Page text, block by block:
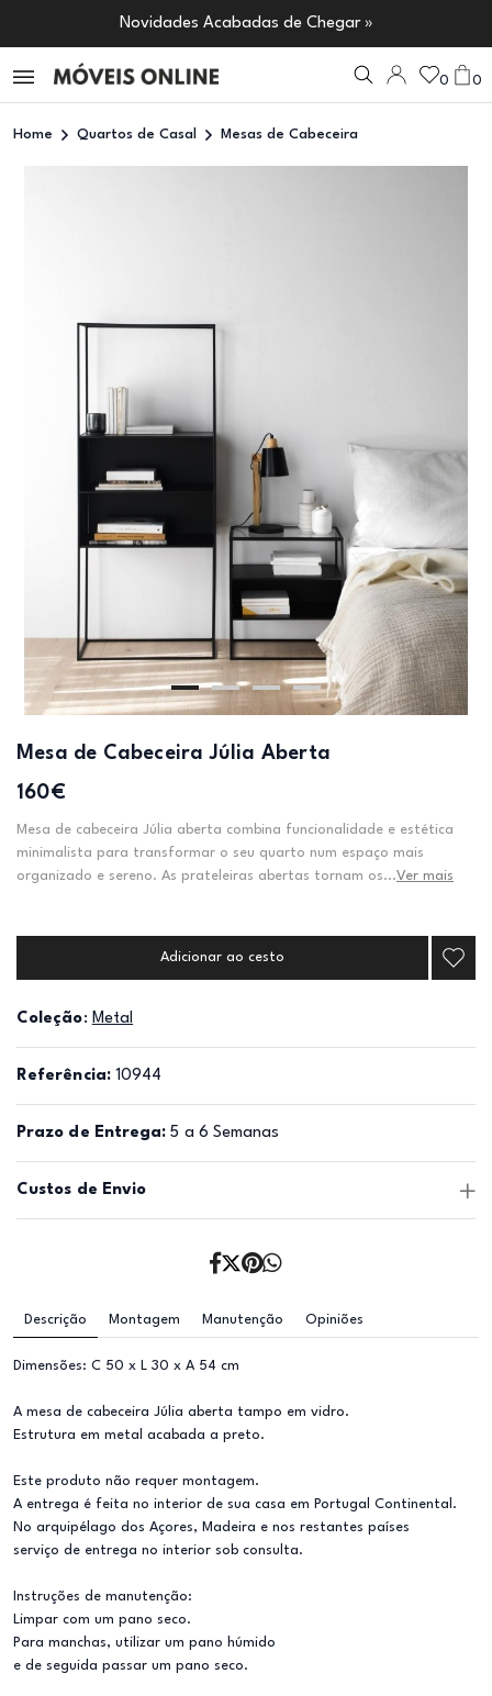
Novidades Acabadas de Chegar »
0 0
Home Quartos de Casal Mesas de Cabeceira
Mesa de Cabeceira Júlia Aberta
160€
Mesa de cabeceira Júlia aberta combina funcionalidade e estética
minimalista para transformar o seu quarto num espaço mais
organizado e sereno. As prateleiras abertas tornam os...Ver mais
Adicionar ao cesto
Coleção: Metal
Referência: 10944
Prazo de Entrega: 5 a 6 Semanas
Custos de Envio
Descrição Montagem Manutenção Opiniões
Dimensões: C 50 x L 30 x A 54 cm
A mesa de cabeceira Júlia aberta tampo em vidro.
Estrutura em metal acabada a preto.
Este produto não requer montagem.
A entrega é feita no interior de sua casa em Portugal Continental.
No arquipélago dos Açores, Madeira e nos restantes países
serviço de entrega no interior sob consulta.
Instruções de manutenção:
Limpar com um pano seco.
Para manchas, utilizar um pano húmido
e de seguida passar um pano seco.